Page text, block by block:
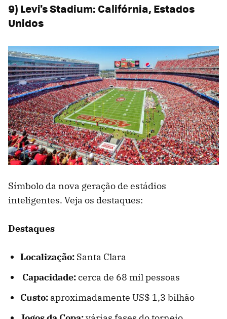
9) Levi's Stadium: Califórnia, Estados
Unidos
Símbolo da nova geração de estádios
inteligentes. Veja os destaques:
Destaques
Localização: Santa Clara
Capacidade:cerca de 68 mil pessoas
Custo: aproximadamente US$ 1,3 bilhão